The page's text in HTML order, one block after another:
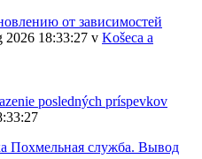
от зависимостей
2026 18:33:27 v Košeca a
Похмельная служба. Вывод